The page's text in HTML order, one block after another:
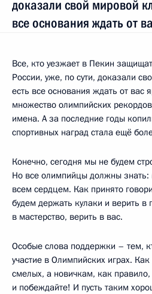
доказали свой мировой
все основания ждать от
Все, кто уезжает в Пекин
России, уже, по сути, доказали
есть все основания ждать от вас
множество олимпийских
имена. А за последние годы
спортивных наград стала ещё
Конечно, сегодня мы не будем
Но все олимпийцы должны знать:
всем сердцем. Как принято
будем держать кулаки и верить в
в мастерство, верить в вас.
Особые слова поддержки – тем,
участие в Олимпийских играх.
смелых, а новичкам, как правило,
и побеждайте! И пусть таким